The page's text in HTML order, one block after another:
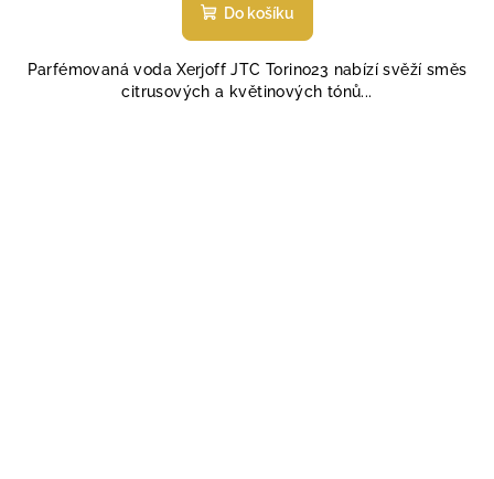
produktu
z
5
Do košíku
Parfémovaná voda Xerjoff JTC Torino23 nabízí svěží směs
citrusových a květinových tónů...